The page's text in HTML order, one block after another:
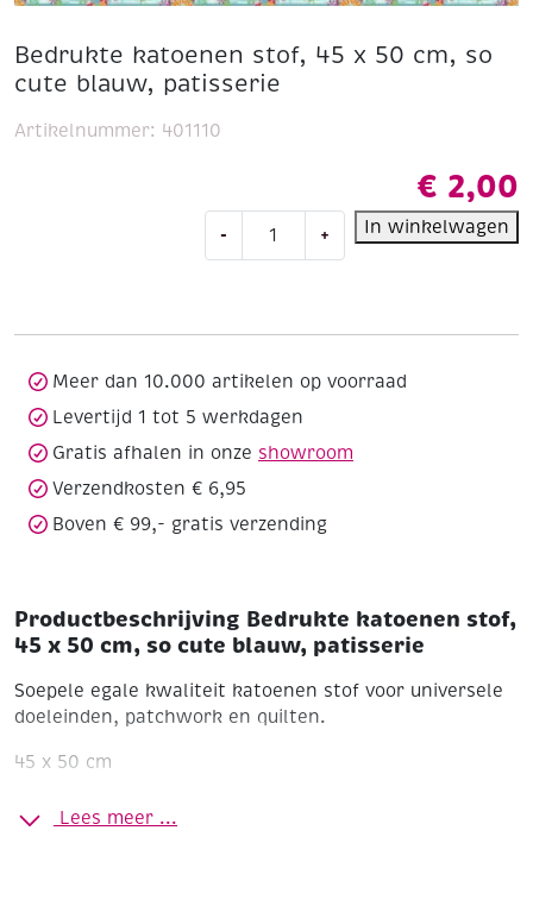
Bedrukte katoenen stof, 45 x 50 cm, so
cute blauw, patisserie
€ 2,00
-
katoenen
cm,
blauw,
patisserie
+ In winkelwagen
Artikelnummer: 401110
Meer dan 10.000 artikelen op voorraad
Levertijd 1 tot 5 werkdagen
Gratis afhalen in onze showroom
Verzendkosten € 6,95
Boven € 99,- gratis verzending
Productbeschrijving Bedrukte katoenen stof,
45 x 50 cm, so cute blauw, patisserie
Soepele egale kwaliteit katoenen stof voor universele
doeleinden, patchwork en quilten.
45 x 50 cm
Lees meer ...